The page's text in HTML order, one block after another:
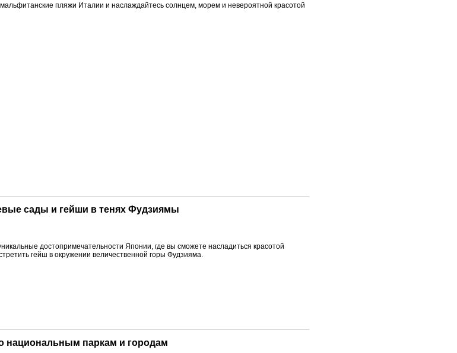
пляжи Италии и наслаждайтесь солнцем, морем и невероятной красотой
сады и гейши в тенях Фудзиямы
достопримечательности Японии, где вы сможете насладиться красотой
гейш в окружении величественной горы Фудзияма.
национальным паркам и городам